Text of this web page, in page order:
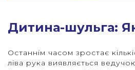
Дитина-шульга:
Останнім часом зростає
ліва рука виявляється